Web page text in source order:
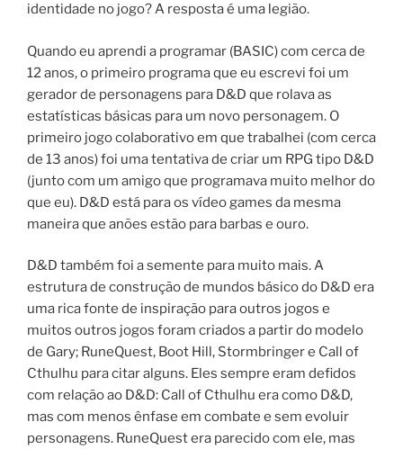
identidade no jogo? A resposta é uma legião.
Quando eu aprendi a programar (BASIC) com cerca de
12 anos, o primeiro programa que eu escrevi foi um
gerador de personagens para D&D que rolava as
estatísticas básicas para um novo personagem. O
primeiro jogo colaborativo em que trabalhei (com cerca
de 13 anos) foi uma tentativa de criar um RPG tipo D&D
(junto com um amigo que programava muito melhor do
que eu). D&D está para os vídeo games da mesma
maneira que anões estão para barbas e ouro.
D&D também foi a semente para muito mais. A
estrutura de construção de mundos básico do D&D era
uma rica fonte de inspiração para outros jogos e
muitos outros jogos foram criados a partir do modelo
de Gary; RuneQuest, Boot Hill, Stormbringer e Call of
Cthulhu para citar alguns. Eles sempre eram defidos
com relação ao D&D: Call of Cthulhu era como D&D,
mas com menos ênfase em combate e sem evoluir
personagens. RuneQuest era parecido com ele, mas